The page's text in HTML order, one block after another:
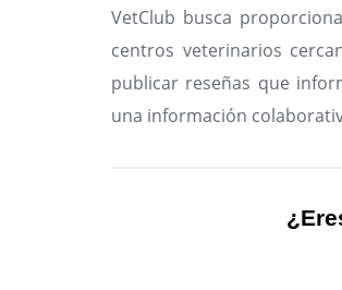
VetClub busca
centros veterinarios
publicar reseñas que
una información